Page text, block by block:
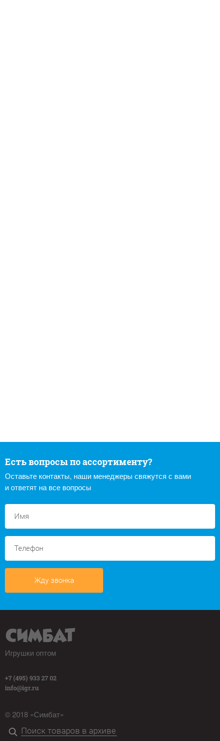
Есть вопросы по ассортименту?
Оставьте контакты, наши менеджеры свяжутся с вами
и ответят на все вопросы
Жду звонка
Игрушки оптом
+7 (495) 933 27 02
info@igr.ru
© 2018 «Симбат»